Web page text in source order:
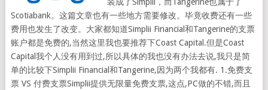
Scotiabank。这篇文章也有一些地方需要修改。毕竟收费还有一些
费用也发生了改变。大家都知道Simplii Financial和Tangerine的支票
账户都是免费的,当然这里我也要推荐下Coast Capital.但是Coast
Capital我个人没有用到过,所以具体的我也没有办法去说,我只是简
单的比较下Simplii Financial和Tangerine,因为两个我都有. 1.免费支
票 VS 付费支票Simplii提供无限量免费支票,这点,PC做的不错,而且